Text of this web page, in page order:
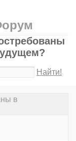
Найти!
в